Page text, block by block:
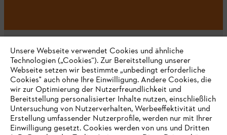
Unternehmen
Häufig gestellte Fragen
Unsere Webseite verwendet Cookies und ähnliche
Technologien („Cookies“). Zur Bereitstellung unserer
Webseite setzen wir bestimmte „unbedingt erforderliche
Cookies" auch ohne Ihre Einwilligung. Andere Cookies, die
wir zur Optimierung der Nutzerfreundlichkeit und
Bereitstellung personalisierter Inhalte nutzen, einschließlich
Untersuchung von Nutzerverhalten, Werbeeffektivität und
Erstellung umfassender Nutzerprofile, werden nur mit Ihrer
Einwilligung gesetzt. Cookies werden von uns und Dritten